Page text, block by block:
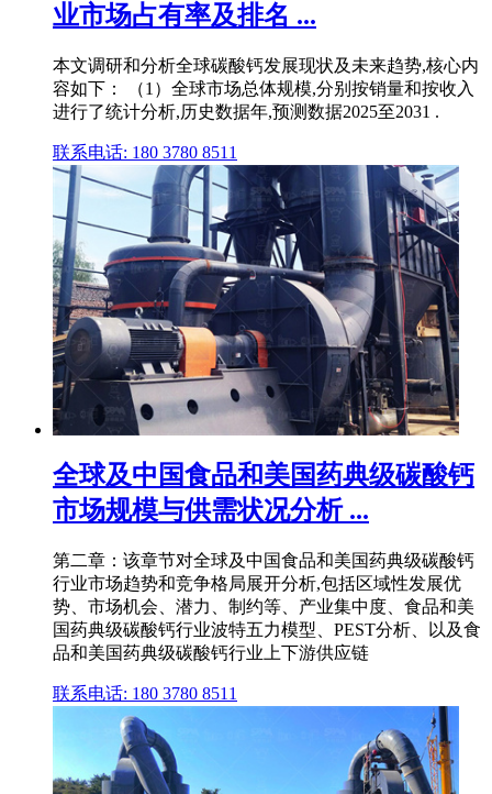
业市场占有率及排名 ...
本文调研和分析全球碳酸钙发展现状及未来趋势,核心内
容如下： （1）全球市场总体规模,分别按销量和按收入
进行了统计分析,历史数据年,预测数据2025至2031 .
联系电话: 180 3780 8511
全球及中国食品和美国药典级碳酸钙
市场规模与供需状况分析 ...
第二章：该章节对全球及中国食品和美国药典级碳酸钙
行业市场趋势和竞争格局展开分析,包括区域性发展优
势、市场机会、潜力、制约等、产业集中度、食品和美
国药典级碳酸钙行业波特五力模型、PEST分析、以及食
品和美国药典级碳酸钙行业上下游供应链
联系电话: 180 3780 8511